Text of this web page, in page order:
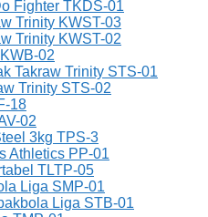
Fighter TKDS-01
Trinity KWST-03
Trinity KWST-02
02
Takraw Trinity STS-01
Trinity STS-02
18
02
3kg TPS-3
Athletics PP-01
TLTP-05
Liga SMP-01
Liga STB-01